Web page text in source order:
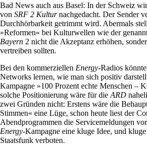
Bad News auch aus Basel: In der Schweiz
von SRF 2 Kulturnachgedacht. Der Sender
Durchhörbarkeit getrimmt wird. Abermals
»Reformen« bei Kulturwellen wie der
Bayern 2 nicht die Akzeptanz erhöhen,
vertreiben sollten.
Bei den kommerziellen Energy-Radios
Networks lernen, wie man sich positiv
Kampagne »100 Prozent echte Menschen –
solche Positionierung wäre für die ARD
zwei Gründen nicht: Erstens wäre die
Stimmen« eine Lüge, schon heute liest der
Abendprogrammen die Servicemeldungen
Energy-Kampagne eine kluge Idee, und
Staatsfunk verboten.